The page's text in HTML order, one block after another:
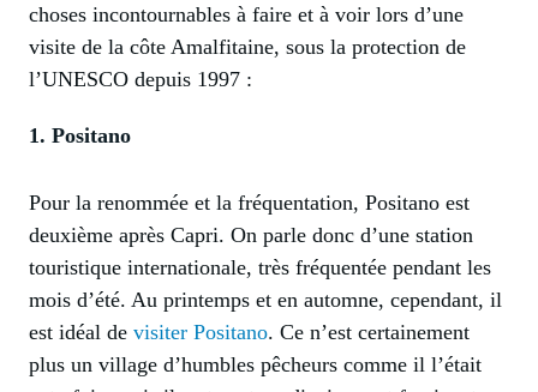
choses incontournables à faire et à voir lors d’une
visite de la côte Amalfitaine, sous la protection de
l’UNESCO depuis 1997 :
1. Positano
Pour la renommée et la fréquentation, Positano est
deuxième après Capri. On parle donc d’une station
touristique internationale, très fréquentée pendant les
mois d’été. Au printemps et en automne, cependant, il
est idéal de visiter Positano. Ce n’est certainement
plus un village d’humbles pêcheurs comme il l’était